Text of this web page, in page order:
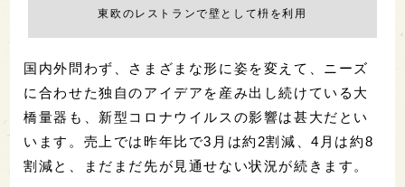
東欧のレストランで壁として枡を利用
国内外問わず、さまざまな形に姿を変えて、ニーズ
に合わせた独自のアイデアを産み出し続けている大
橋量器も、新型コロナウイルスの影響は甚大だとい
います。売上では昨年比で3月は約2割減、4月は約8
割減と、まだまだ先が見通せない状況が続きます。